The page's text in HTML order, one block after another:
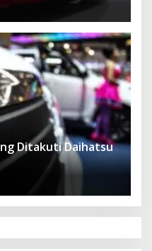
Ditakuti Daihatsu